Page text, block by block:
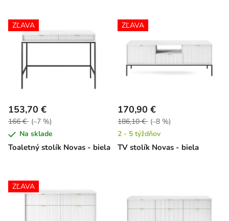
ZĽAVA
Toaletný stolík Novas - biela
153,70 €
166 € (–7 %)
Na sklade
ZĽAVA
TV stolík Novas - biela
170,90 €
186,10 € (–8 %)
2 - 5 týždňov
ZĽAVA